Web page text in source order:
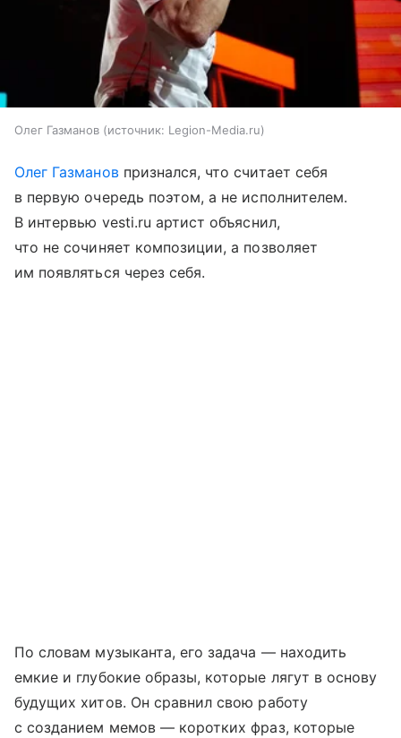
Олег Газманов источник: Legion-Media.ru
Олег Газмановпризнался, что считает себя
в первую очередь поэтом, а не исполнителем.
В интервью vesti.ru артист объяснил,
что не сочиняет композиции, а позволяет
им появляться через себя.
По словам музыканта, его задача — находить
емкие и глубокие образы, которые лягут в основу
будущих хитов. Он сравнил свою работу
с созданием мемов — коротких фраз, которые